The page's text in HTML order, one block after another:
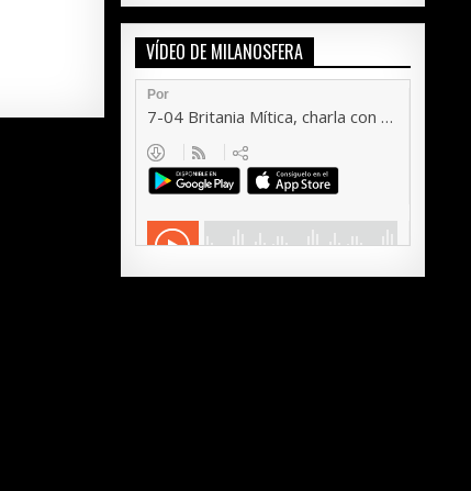
VÍDEO DE MILANOSFERA